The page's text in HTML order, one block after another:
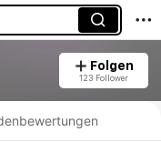
Folgen
123 Follower
Lagerbestandsdetails.